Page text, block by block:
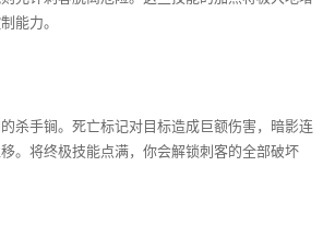
能力。
杀手锏。死亡标记对目标造成巨额伤害，暗影连
。将终极技能点满，你会解锁刺客的全部破坏